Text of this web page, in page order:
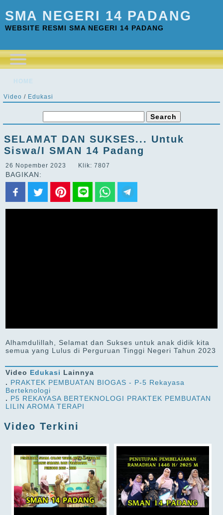
SMA NEGERI 14 PADANG
WEBSITE RESMI SMA NEGERI 14 PADANG
HOME
Video / Edukasi
SELAMAT DAN SUKSES... Untuk
Siswa/I SMAN 14 Padang
26 Nopember 2023 Klik: 7807
BAGIKAN:
Alhamdulillah, Selamat dan Sukses untuk anak didik kita
semua yang Lulus di Perguruan Tinggi Negeri Tahun 2023
Video Edukasi Lainnya
. PRAKTEK PEMBUATAN BIOGAS - P-5 Rekayasa
Berteknologi
. P5 REKAYASA BERTEKNOLOGI PRAKTEK PEMBUATAN
LILIN AROMA TERAPI
Video Terkini